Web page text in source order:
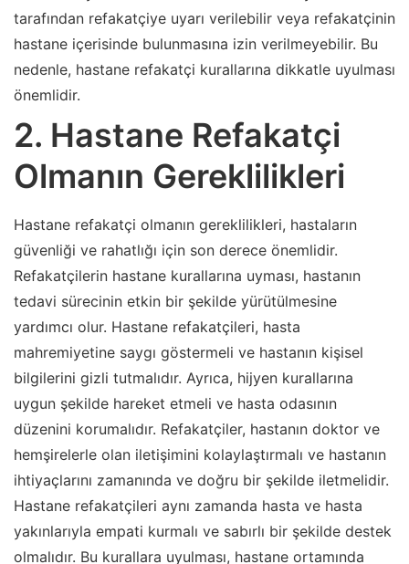
tarafından refakatçiye uyarı verilebilir veya refakatçinin
hastane içerisinde bulunmasına izin verilmeyebilir. Bu
nedenle, hastane refakatçi kurallarına dikkatle uyulması
önemlidir.
2. Hastane Refakatçi
Olmanın Gereklilikleri
Hastane refakatçi olmanın gereklilikleri, hastaların
güvenliği ve rahatlığı için son derece önemlidir.
Refakatçilerin hastane kurallarına uyması, hastanın
tedavi sürecinin etkin bir şekilde yürütülmesine
yardımcı olur. Hastane refakatçileri, hasta
mahremiyetine saygı göstermeli ve hastanın kişisel
bilgilerini gizli tutmalıdır. Ayrıca, hijyen kurallarına
uygun şekilde hareket etmeli ve hasta odasının
düzenini korumalıdır. Refakatçiler, hastanın doktor ve
hemşirelerle olan iletişimini kolaylaştırmalı ve hastanın
ihtiyaçlarını zamanında ve doğru bir şekilde iletmelidir.
Hastane refakatçileri aynı zamanda hasta ve hasta
yakınlarıyla empati kurmalı ve sabırlı bir şekilde destek
olmalıdır. Bu kurallara uyulması, hastane ortamında